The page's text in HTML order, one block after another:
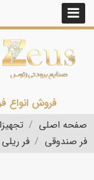
فروش انواع
صفحه اصلی
فر صندوقی
فر ریلی